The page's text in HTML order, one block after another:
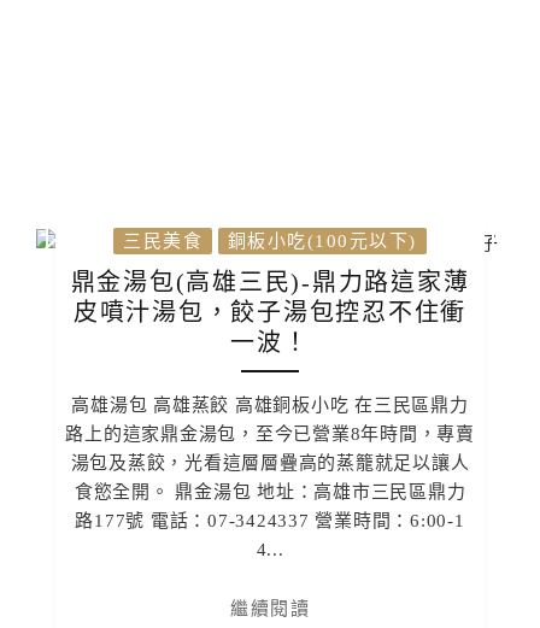
三民美食 銅板小吃(100元以下)
鼎金湯包(高雄三民)-鼎力路這家薄
皮噴汁湯包，餃子湯包控忍不住衝
一波！
高雄湯包 高雄蒸餃 高雄銅板小吃 在三民區鼎力
路上的這家鼎金湯包，至今已營業8年時間，專賣
湯包及蒸餃，光看這層層疊高的蒸籠就足以讓人
食慾全開。 鼎金湯包 地址：高雄市三民區鼎力
路177號 電話：07-3424337 營業時間：6:00-1
4...
繼續閱讀